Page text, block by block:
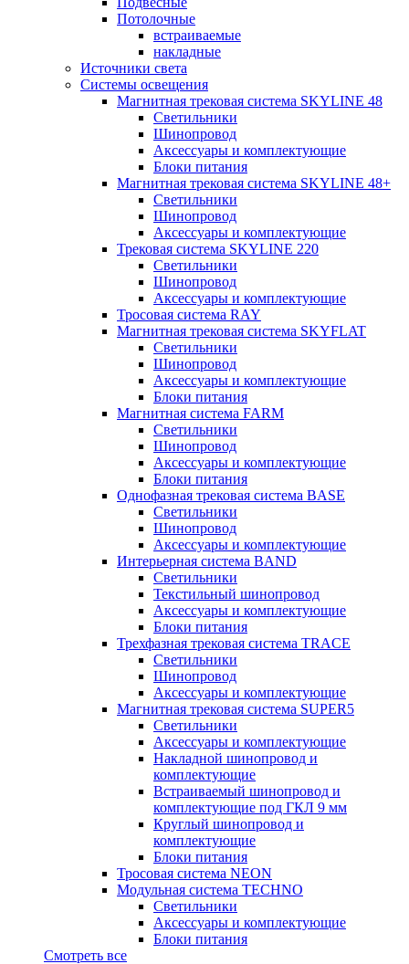
Потолочные
встраиваемые
накладные
Источники света
Системы освещения
Магнитная трековая система SKYLINE 48
Светильники
Шинопровод
Аксессуары и комплектующие
Блоки питания
Магнитная трековая система SKYLINE 48+
Светильники
Шинопровод
Аксессуары и комплектующие
Трековая система SKYLINE 220
Светильники
Шинопровод
Аксессуары и комплектующие
Тросовая система RAY
Магнитная трековая система SKYFLAT
Светильники
Шинопровод
Аксессуары и комплектующие
Блоки питания
Магнитная система FARM
Светильники
Шинопровод
Аксессуары и комплектующие
Блоки питания
Однофазная трековая система BASE
Светильники
Шинопровод
Аксессуары и комплектующие
Интерьерная система BAND
Светильники
Текстильный шинопровод
Аксессуары и комплектующие
Блоки питания
Трехфазная трековая система TRACE
Светильники
Шинопровод
Аксессуары и комплектующие
Магнитная трековая система SUPER5
Светильники
Аксессуары и комплектующие
Накладной шинопровод и
комплектующие
Встраиваемый шинопровод и
комплектующие под ГКЛ 9 мм
Круглый шинопровод и
комплектующие
Блоки питания
Тросовая система NEON
Модульная система TECHNO
Светильники
Аксессуары и комплектующие
Блоки питания
Смотреть все